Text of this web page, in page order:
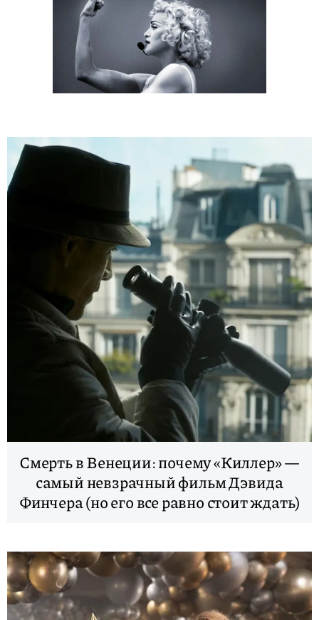
Смерть в Венеции: почему «Киллер» —
самый невзрачный фильм Дэвида
Финчера (но его все равно стоит ждать)